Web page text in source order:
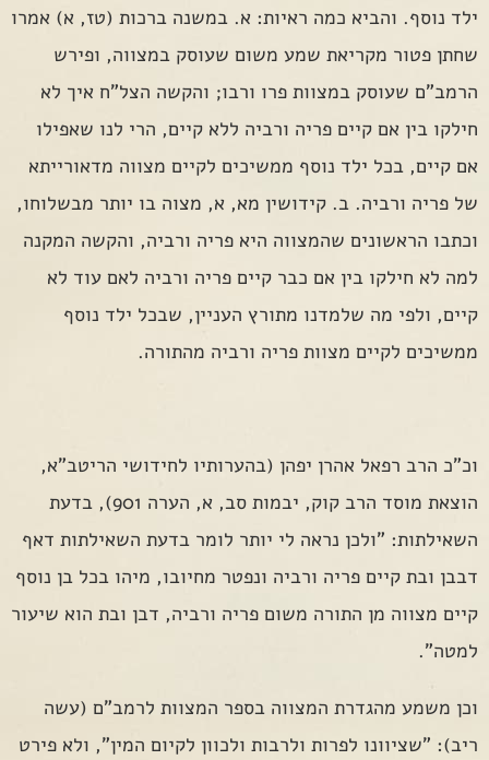
ילד נוסף. והביא כמה ראיות: א. במשנה ברכות (טז, א) אמרו
שחתן פטור מקריאת שמע משום שעוסק במצווה, ופירש
הרמב"ם שעוסק במצוות פרו ורבו; והקשה הצל"ח איך לא
חילקו בין אם קיים פריה ורביה ללא קיים, הרי לנו שאפילו
אם קיים, בכל ילד נוסף ממשיכים לקיים מצווה מדאורייתא
של פריה ורביה. ב. קידושין מא, א, מצוה בו יותר מבשלוחו,
וכתבו הראשונים שהמצווה היא פריה ורביה, והקשה המקנה
למה לא חילקו בין אם כבר קיים פריה ורביה לאם עוד לא
קיים, ולפי מה שלמדנו מתורץ העניין, שבכל ילד נוסף
ממשיכים לקיים מצוות פריה ורביה מהתורה.
וכ"כ הרב רפאל אהרן יפהן (בהערותיו לחידושי הריטב"א,
הוצאת מוסד הרב קוק, יבמות סב, א, הערה 901), בדעת
השאילתות: "ולכן נראה לי יותר לומר בדעת השאילתות דאף
דבבן ובת קיים פריה ורביה ונפטר מחיובו, מיהו בכל בן נוסף
קיים מצווה מן התורה משום פריה ורביה, דבן ובת הוא שיעור
למטה".
וכן משמע מהגדרת המצווה בספר המצוות לרמב"ם (עשה
ריב): "שציוונו לפרות ולרבות ולכוון לקיום המין", ולא פירט